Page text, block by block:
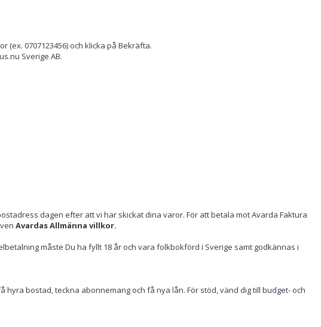
(ex. 0707123456) och klicka på Bekräfta.
Sverige AB.
dagen efter att vi har skickat dina varor. För att betala mot Avarda Faktura
Avardas Allmänna villkor.
måste Du ha fyllt 18 år och vara folkbokförd i Sverige samt godkännas i
bostad, teckna abonnemang och få nya lån. För stöd, vänd dig till budget- och